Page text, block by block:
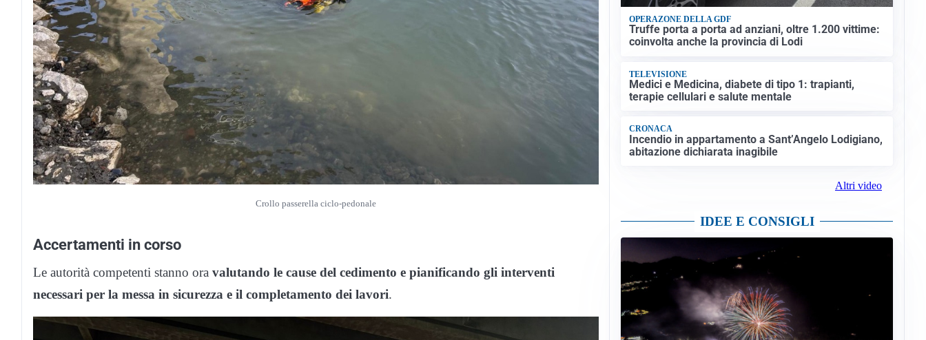
Crollo passerella ciclo-pedonale
Accertamenti in corso
Le autorità competenti stanno ora valutando le cause del cedimento e pianificando gli interventi
necessari per la messa in sicurezza e il completamento dei lavori.
OPERAZONE DELLA GDF
Truffe porta a porta ad anziani, oltre 1.200 vittime:
coinvolta anche la provincia di Lodi
TELEVISIONE
Medici e Medicina, diabete di tipo 1: trapianti,
terapie cellulari e salute mentale
CRONACA
Incendio in appartamento a Sant’Angelo Lodigiano,
abitazione dichiarata inagibile
Altri video
IDEE E CONSIGLI